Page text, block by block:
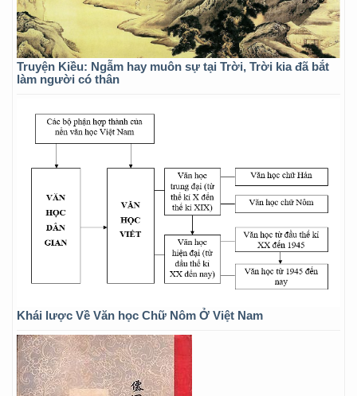
Truyện Kiều: Ngẫm hay muôn sự tại Trời, Trời kia đã bắt
làm người có thân
Khái lược Về Văn học Chữ Nôm Ở Việt Nam